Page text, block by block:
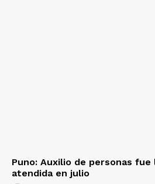
Puno: Auxilio de personas fue
atendida en julio